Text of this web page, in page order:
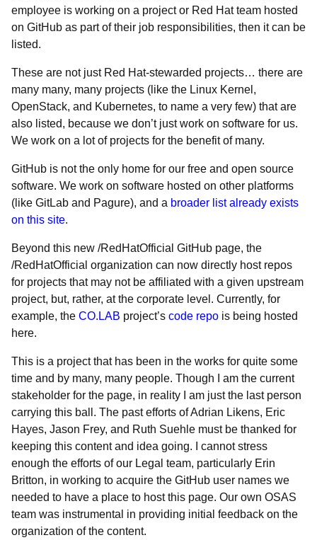
employee is working on a project or Red Hat team hosted
on GitHub as part of their job responsibilities, then it can be
listed.
These are not just Red Hat-stewarded projects… there are
many many, many projects (like the Linux Kernel,
OpenStack, and Kubernetes, to name a very few) that are
also listed, because we don’t just work on software for us.
We work on a lot of projects for the benefit of many.
GitHub is not the only home for our free and open source
software. We work on software hosted on other platforms
(like GitLab and Pagure), and a broader list already exists
on this site.
Beyond this new /RedHatOfficial GitHub page, the
/RedHatOfficial organization can now directly host repos
for projects that may not be affiliated with a given upstream
project, but, rather, at the corporate level. Currently, for
example, the CO.LAB project’s code repo is being hosted
here.
This is a project that has been in the works for quite some
time and by many, many people. Though I am the current
stakeholder for the page, in reality I am just the last person
carrying this ball. The past efforts of Adrian Likens, Eric
Hayes, Jason Frey, and Ruth Suehle must be thanked for
keeping this content and idea going. I cannot stress
enough the efforts of our Legal team, particularly Erin
Britton, in working to acquire the GitHub user names we
needed to have a place to host this page. Our own OSAS
team was instrumental in providing initial feedback on the
organization of the content.